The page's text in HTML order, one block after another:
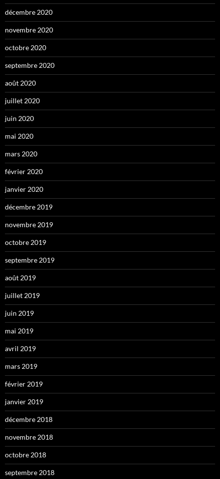
décembre 2020
novembre 2020
octobre 2020
septembre 2020
août 2020
juillet 2020
juin 2020
mai 2020
mars 2020
février 2020
janvier 2020
décembre 2019
novembre 2019
octobre 2019
septembre 2019
août 2019
juillet 2019
juin 2019
mai 2019
avril 2019
mars 2019
février 2019
janvier 2019
décembre 2018
novembre 2018
octobre 2018
septembre 2018